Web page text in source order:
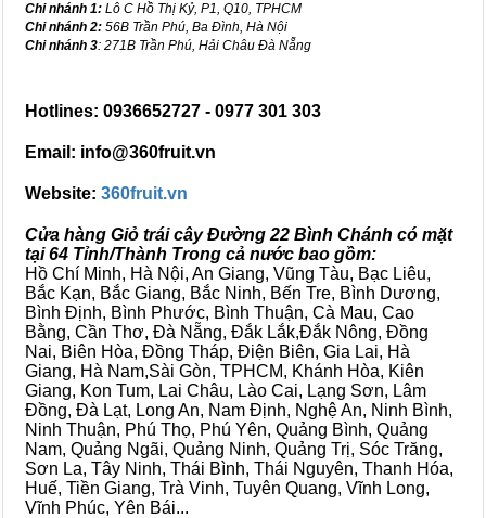
Chi nhánh 1: Lô C Hồ Thị Kỷ, P1, Q10, TPHCM
Chi nhánh 2: 56B Trần Phú, Ba Đình, Hà Nội
Chi nhánh 3: 271B Trần Phú, Hải Châu Đà Nẵng
Hotlines: 0936652727 - 0977 301 303
Email: info@360fruit.vn
Website: 360fruit.vn
Cửa hàng Giỏ trái cây Đường 22 Bình Chánh có mặt
tại 64 Tỉnh/Thành Trong cả nước bao gồm:
Hồ Chí Minh, Hà Nội, An Giang, Vũng Tàu, Bạc Liêu,
Bắc Kạn, Bắc Giang, Bắc Ninh, Bến Tre, Bình Dương,
Bình Định, Bình Phước, Bình Thuận, Cà Mau, Cao
Bằng, Cần Thơ, Đà Nẵng, Đắk Lắk,Đắk Nông, Đồng
Nai, Biên Hòa, Đồng Tháp, Điện Biên, Gia Lai, Hà
Giang, Hà Nam,Sài Gòn, TPHCM, Khánh Hòa, Kiên
Giang, Kon Tum, Lai Châu, Lào Cai, Lạng Sơn, Lâm
Đồng, Đà Lạt, Long An, Nam Định, Nghệ An, Ninh Bình,
Ninh Thuận, Phú Thọ, Phú Yên, Quảng Bình, Quảng
Nam, Quảng Ngãi, Quảng Ninh, Quảng Trị, Sóc Trăng,
Sơn La, Tây Ninh, Thái Bình, Thái Nguyên, Thanh Hóa,
Huế, Tiền Giang, Trà Vinh, Tuyên Quang, Vĩnh Long,
Vĩnh Phúc, Yên Bái...